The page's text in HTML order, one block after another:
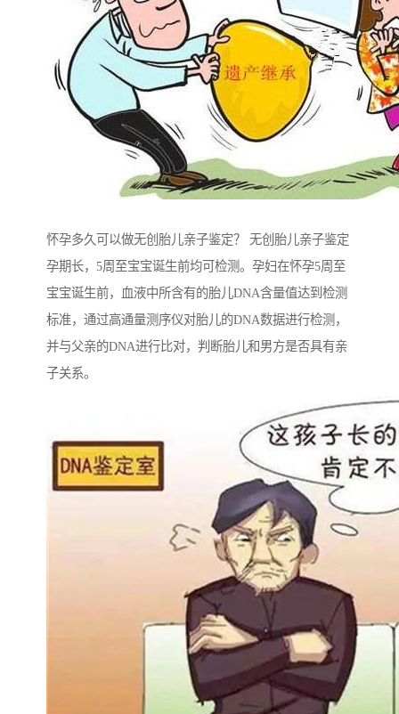
怀孕多久可以做无创胎儿亲子鉴定？ 无创胎儿亲子鉴定
孕期长，5周至宝宝诞生前均可检测。孕妇在怀孕5周至
宝宝诞生前，血液中所含有的胎儿DNA含量值达到检测
标准，通过高通量测序仪对胎儿的DNA数据进行检测，
并与父亲的DNA进行比对，判断胎儿和男方是否具有亲
子关系。